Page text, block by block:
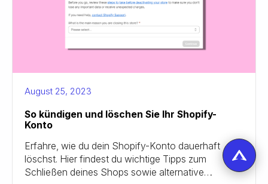
August 25, 2023
So kündigen und löschen Sie Ihr Shopify-
Konto
Erfahre, wie du dein Shopify-Konto dauerhaft
löschst. Hier findest du wichtige Tipps zum
Schließen deines Shops sowie alternative